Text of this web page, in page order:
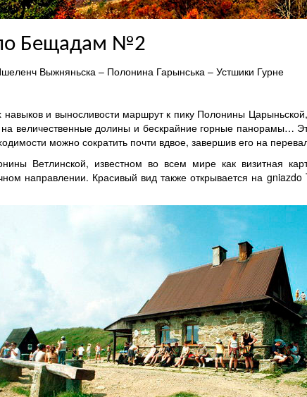
Бещадам №2
Выжняньска – Полонина Гарынська – Устшики Гурне
и выносливости маршрут к пику Полонины
величественные долины и бескрайние горные панорамы…
можно сократить почти вдвое, завершив его на
Ветлинской, известном во всем мире как визитная
направлении. Красивый вид также открывается на